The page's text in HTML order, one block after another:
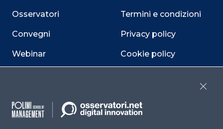
Osservatori
Convegni
Webinar
Termini e condizioni
Privacy policy
Cookie policy
accessibilità